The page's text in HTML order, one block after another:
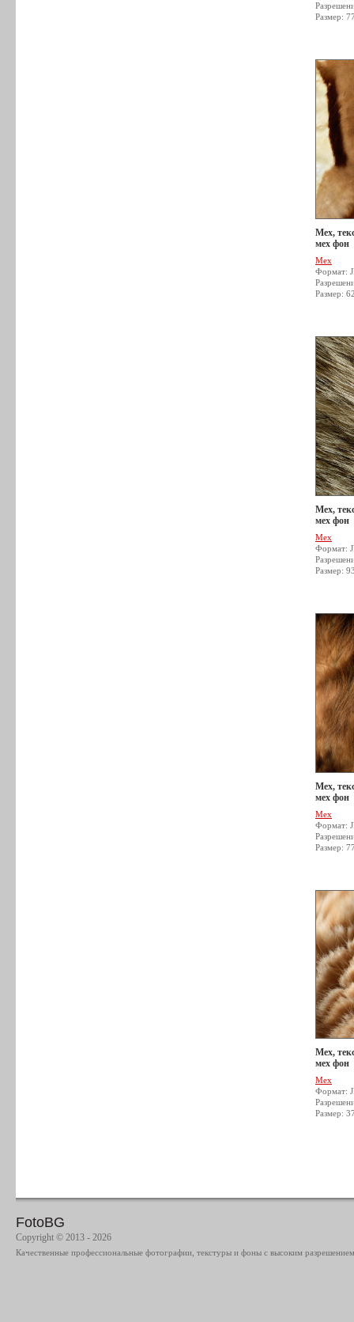
Размер:
Мех,
мех фон
Мех
Формат:
Размер:
Мех,
мех фон
Мех
Формат:
Размер:
Мех,
мех фон
Мех
Формат:
Размер:
Мех,
мех фон
Мех
Формат:
Размер:
FotoBG
Copyright © 2013 - 2026
Качественные профессиональные фотографии, текстуры и фоны с высоким разрешением